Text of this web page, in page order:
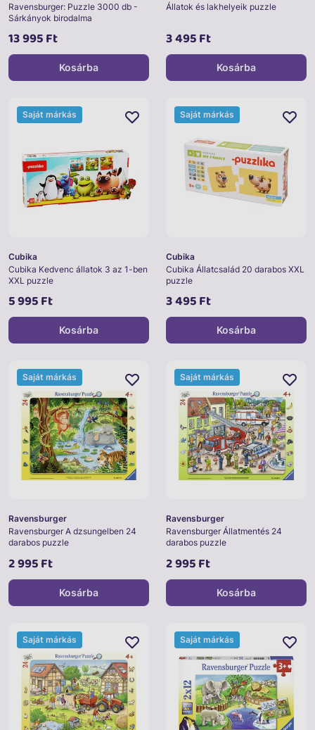
Ravensburger: Puzzle 3000 db -
Sárkányok birodalma
13 995 Ft
Kosárba
Állatok és lakhelyeik puzzle
3 495 Ft
Kosárba
Cubika
Cubika Kedvenc állatok 3 az 1-ben
XXL puzzle
5 995 Ft
Saját márkás
Kosárba
Cubika
Cubika Állatcsalád 20 darabos XXL
puzzle
3 495 Ft
Saját márkás
Kosárba
Ravensburger
Ravensburger A dzsungelben 24
darabos puzzle
2 995 Ft
Saját márkás
Kosárba
Ravensburger
Ravensburger Állatmentés 24
darabos puzzle
2 995 Ft
Saját márkás
Kosárba
Saját márkás Saját márkás